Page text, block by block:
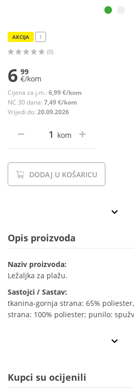
AKCIJA !
(0)
6 99
€/kom
Cijena za j.m.: 6,99 €/kom
NC 30 dana: 7,49 €/kom
Vrijedi do: 20.09.2026
kom
DODAJ U KOŠARICU
Opis proizvoda
Naziv proizvoda:
Ležaljka za plažu.
Sastojci / Sastav:
tkanina-gornja strana: 65%
strana: 100% poliester; punilo:
Kupci su ocijenili